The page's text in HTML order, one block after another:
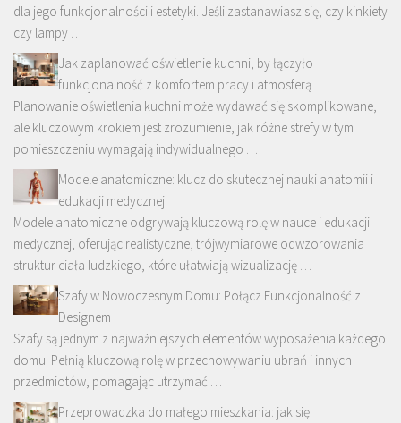
dla jego funkcjonalności i estetyki. Jeśli zastanawiasz się, czy kinkiety
czy lampy …
Jak zaplanować oświetlenie kuchni, by łączyło
funkcjonalność z komfortem pracy i atmosferą
Planowanie oświetlenia kuchni może wydawać się skomplikowane,
ale kluczowym krokiem jest zrozumienie, jak różne strefy w tym
pomieszczeniu wymagają indywidualnego …
Modele anatomiczne: klucz do skutecznej nauki anatomii i
edukacji medycznej
Modele anatomiczne odgrywają kluczową rolę w nauce i edukacji
medycznej, oferując realistyczne, trójwymiarowe odwzorowania
struktur ciała ludzkiego, które ułatwiają wizualizację …
Szafy w Nowoczesnym Domu: Połącz Funkcjonalność z
Designem
Szafy są jednym z najważniejszych elementów wyposażenia każdego
domu. Pełnią kluczową rolę w przechowywaniu ubrań i innych
przedmiotów, pomagając utrzymać …
Przeprowadzka do małego mieszkania: jak się